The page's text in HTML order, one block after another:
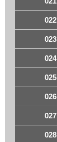
022
023
024
025
026
027
028